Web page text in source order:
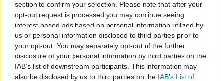
section to confirm your selection. Please note that after your
opt-out request is processed you may continue seeing
interest-based ads based on personal information utilized by
us or personal information disclosed to third parties prior to
your opt-out. You may separately opt-out of the further
disclosure of your personal information by third parties on the
IAB’s list of downstream participants. This information may
also be disclosed by us to third parties on the IAB’s List of
Doreen egyedül ment tovább az idősek otthonába, míg Harry